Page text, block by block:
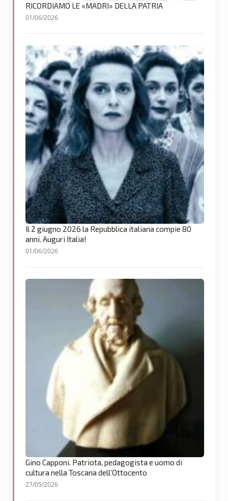
RICORDIAMO LE «MADRI» DELLA PATRIA
01/06/2026
Il 2 giugno 2026 la Repubblica italiana compie 80
anni. Auguri Italia!
01/06/2026
Gino Capponi. Patriota, pedagogista e uomo di
cultura nella Toscana dell’Ottocento
27/05/2026